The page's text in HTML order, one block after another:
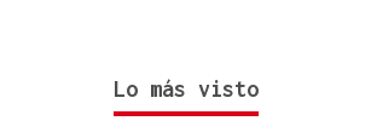
Lo más visto